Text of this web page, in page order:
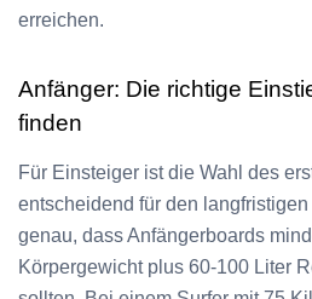
erreichen.
Anfänger: Die richtige
finden
Für Einsteiger ist die Wahl des
entscheidend für den
genau, dass Anfängerboards
Körpergewicht plus 60-100 Liter